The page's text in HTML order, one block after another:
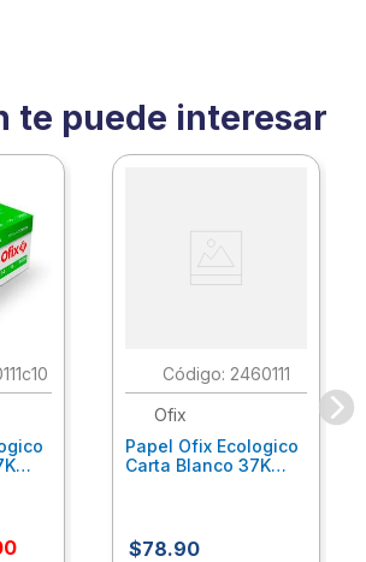
te puede interesar
: 2460111
Ofix
Papel Ofix Ecologico
Carta Blanco 37K
$78.90